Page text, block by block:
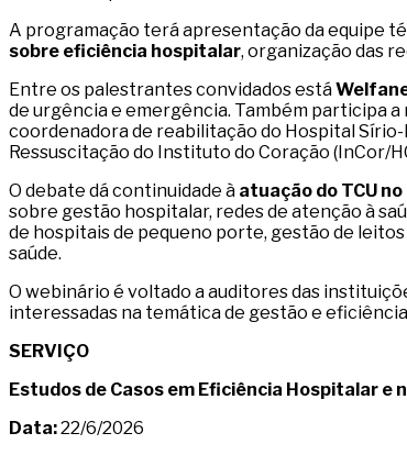
A programação terá apresentação da equipe
sobre eficiência hospitalar, organização das
Entre os palestrantes convidados está
de urgência e emergência. Também participa a
coordenadora de reabilitação do Hospital
Ressuscitação do Instituto do Coração (InCor/
O debate dá continuidade à atuação do TCU
sobre gestão hospitalar, redes de atenção à
de hospitais de pequeno porte, gestão de
saúde.
O webinário é voltado a auditores das
interessadas na temática de gestão e eficiência
SERVIÇO
Estudos de Casos em Eficiência Hospitalar e
Data:22/6/2026